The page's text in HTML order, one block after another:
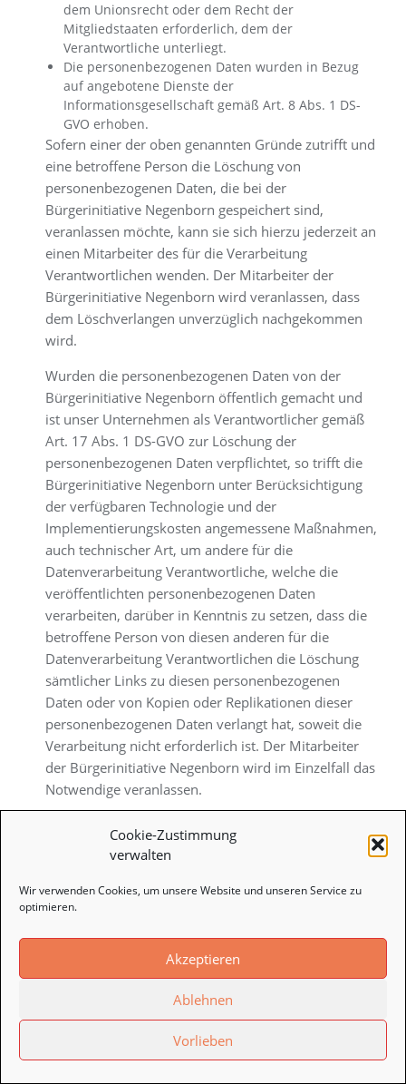
Cookie-Zustimmung
verwalten
Wir verwenden Cookies, um unsere Website und unseren Service zu
optimieren.
Akzeptieren
Ablehnen
Vorlieben
dem Unionsrecht oder dem Recht der
Mitgliedstaaten erforderlich, dem der
Verantwortliche unterliegt.
Die personenbezogenen Daten wurden in Bezug
auf angebotene Dienste der
Informationsgesellschaft gemäß Art. 8 Abs. 1 DS-
GVO erhoben.
Sofern einer der oben genannten Gründe zutrifft und
eine betroffene Person die Löschung von
personenbezogenen Daten, die bei der
Bürgerinitiative Negenborn gespeichert sind,
veranlassen möchte, kann sie sich hierzu jederzeit an
einen Mitarbeiter des für die Verarbeitung
Verantwortlichen wenden. Der Mitarbeiter der
Bürgerinitiative Negenborn wird veranlassen, dass
dem Löschverlangen unverzüglich nachgekommen
wird.
Wurden die personenbezogenen Daten von der
Bürgerinitiative Negenborn öffentlich gemacht und
ist unser Unternehmen als Verantwortlicher gemäß
Art. 17 Abs. 1 DS-GVO zur Löschung der
personenbezogenen Daten verpflichtet, so trifft die
Bürgerinitiative Negenborn unter Berücksichtigung
der verfügbaren Technologie und der
Implementierungskosten angemessene Maßnahmen,
auch technischer Art, um andere für die
Datenverarbeitung Verantwortliche, welche die
veröffentlichten personenbezogenen Daten
verarbeiten, darüber in Kenntnis zu setzen, dass die
betroffene Person von diesen anderen für die
Datenverarbeitung Verantwortlichen die Löschung
sämtlicher Links zu diesen personenbezogenen
Daten oder von Kopien oder Replikationen dieser
personenbezogenen Daten verlangt hat, soweit die
Verarbeitung nicht erforderlich ist. Der Mitarbeiter
der Bürgerinitiative Negenborn wird im Einzelfall das
Notwendige veranlassen.
Verarbeitung
betroffene Person hat das vom Europäischen
Richtlinien- und Verordnungsgeber gewährte Recht,
von dem Verantwortlichen die Einschränkung der
Verarbeitung zu verlangen, wenn eine der folgenden
Voraussetzungen gegeben ist:
Die Richtigkeit der personenbezogenen Daten wird
für eine Dauer, die es dem Verantwortlichen